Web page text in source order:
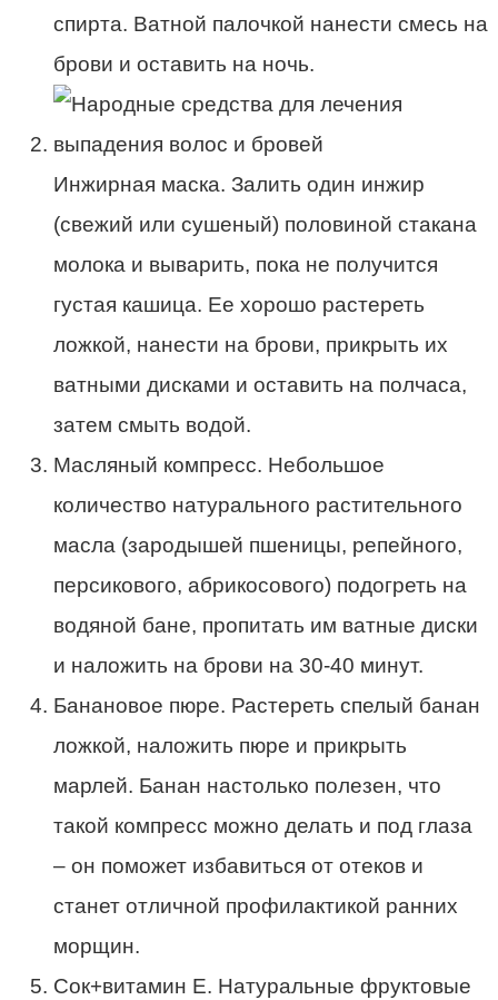
спирта. Ватной палочкой нанести смесь на
брови и оставить на ночь.
Инжирная маска. Залить один инжир
(свежий или сушеный) половиной стакана
молока и выварить, пока не получится
густая кашица. Ее хорошо растереть
ложкой, нанести на брови, прикрыть их
ватными дисками и оставить на полчаса,
затем смыть водой.
Масляный компресс. Небольшое
количество натурального растительного
масла (зародышей пшеницы, репейного,
персикового, абрикосового) подогреть на
водяной бане, пропитать им ватные диски
и наложить на брови на 30-40 минут.
Банановое пюре. Растереть спелый банан
ложкой, наложить пюре и прикрыть
марлей. Банан настолько полезен, что
такой компресс можно делать и под глаза
– он поможет избавиться от отеков и
станет отличной профилактикой ранних
морщин.
Сок+витамин Е. Натуральные фруктовые